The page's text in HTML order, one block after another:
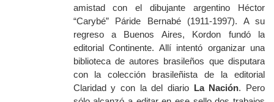
amistad con el dibujante argentino Héctor
“Carybé” Páride Bernabé (1911-1997). A su
regreso a Buenos Aires, Kordon fundó la
editorial Continente. Allí intentó organizar una
biblioteca de autores brasileños que disputara
con la colección brasileñista de la editorial
Claridad y con la del diario La Nación. Pero